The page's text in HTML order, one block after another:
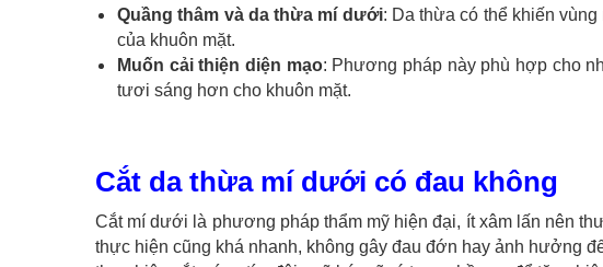
Quầng thâm và da thừa mí dưới: Da thừa có thể khiến
của khuôn mặt.
Muốn cải thiện diện mạo: Phương pháp này phù hợp cho
tươi sáng hơn cho khuôn mặt.
Cắt da thừa mí dưới có đau không
Cắt mí dưới là phương pháp thẩm mỹ hiện đại, ít xâm lấn nên
thực hiện cũng khá nhanh, không gây đau đớn hay ảnh hưởng